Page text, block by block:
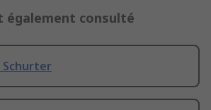
également consulté
Schurter